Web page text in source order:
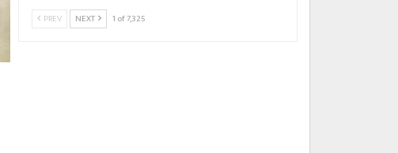
PREV NEXT 1 of 7,325